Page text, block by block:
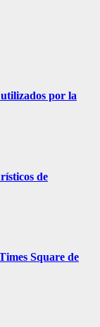
por la
de
Square de